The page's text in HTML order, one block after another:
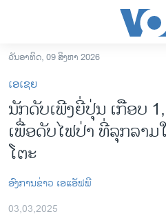
ເຂົ້າ
ຫາ
ຂ້າມ
ຂ້າມ
ຂ້າມ
ໄປ
ຫາ
ຊອກ
ລາວ
ອາເມຣິກາ
ການເລືອກຕັ້ງ ປະທານາທີບໍດີ ສະຫະລັ
ວັນອາທິດ, 09 ສິງຫາ 2026
ເອເຊຍ
ນັກດັບເພີງຍີ່ປຸ່ນ ເກືອບ
ເພື່ອດັບໄຟປ່າ ທີ່ລຸກລາມ
ໂຕະ
ອົງການຂ່າວ ເອແອັຟພີ
03,03,2025